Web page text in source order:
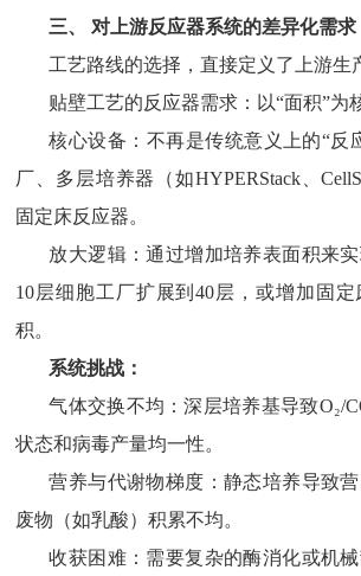
三、
对上游反应器系统的差异化需求
工艺路线的选择，直接定义了上游生
贴壁工艺的反应器需求：以“面积”为
核心设备：不再是传统意义上的“反
厂、多层培养器（如HYPERStack、
固定床反应器。
放大逻辑：通过增加培养表面积来
10层细胞工厂扩展到40层，或增加固
积。
系统挑战：
气体交换不均：深层培养基导致O₂/
状态和病毒产量均一性。
营养与代谢物梯度：静态培养导致
废物（如乳酸）积累不均。
收获困难：需要复杂的酶消化或机